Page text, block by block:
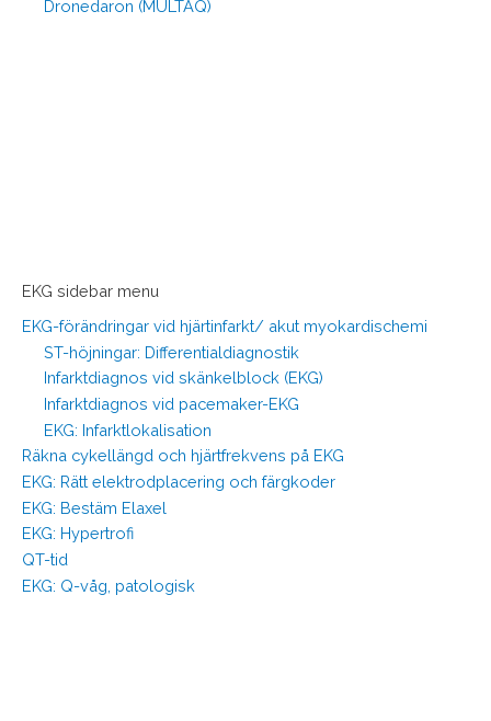
Dronedaron (MULTAQ)
EKG sidebar menu
EKG-förändringar vid hjärtinfarkt/ akut myokardischemi
ST-höjningar: Differentialdiagnostik
Infarktdiagnos vid skänkelblock (EKG)
Infarktdiagnos vid pacemaker-EKG
EKG: Infarktlokalisation
Räkna cykellängd och hjärtfrekvens på EKG
EKG: Rätt elektrodplacering och färgkoder
EKG: Bestäm Elaxel
EKG: Hypertrofi
QT-tid
EKG: Q-våg, patologisk